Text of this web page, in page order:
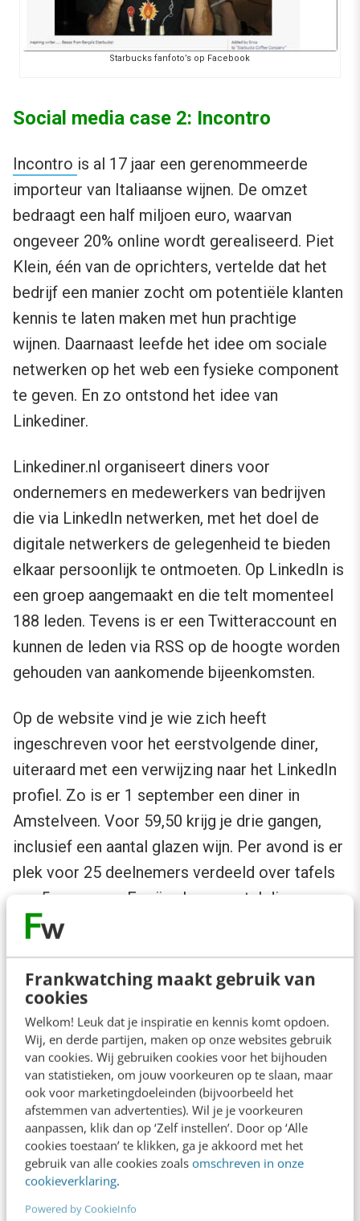
Frankwatching maakt gebruik van
cookies
Welkom! Leuk dat je inspiratie en kennis komt opdoen.
Wij, en derde partijen, maken op onze websites gebruik
van cookies. Wij gebruiken cookies voor het bijhouden
van statistieken, om jouw voorkeuren op te slaan, maar
ook voor marketingdoeleinden (bijvoorbeeld het
afstemmen van advertenties). Wil je je voorkeuren
aanpassen, klik dan op ‘Zelf instellen’. Door op ‘Alle
cookies toestaan’ te klikken, ga je akkoord met het
gebruik van alle cookies zoals omschreven in onze
cookieverklaring.
Powered by CookieInfo
Starbucks fanfoto’s op Facebook
Social media case 2: Incontro
Incontro is al 17 jaar een gerenommeerde
importeur van Italiaanse wijnen. De omzet
bedraagt een half miljoen euro, waarvan
ongeveer 20% online wordt gerealiseerd. Piet
Klein, één van de oprichters, vertelde dat het
bedrijf een manier zocht om potentiële klanten
kennis te laten maken met hun prachtige
wijnen. Daarnaast leefde het idee om sociale
netwerken op het web een fysieke component
te geven. En zo ontstond het idee van
Linkediner.
Linkediner.nl organiseert diners voor
ondernemers en medewerkers van bedrijven
die via LinkedIn netwerken, met het doel de
digitale netwerkers de gelegenheid te bieden
elkaar persoonlijk te ontmoeten. Op LinkedIn is
een groep aangemaakt en die telt momenteel
188 leden. Tevens is er een Twitteraccount en
kunnen de leden via RSS op de hoogte worden
gehouden van aankomende bijeenkomsten.
Op de website vind je wie zich heeft
ingeschreven voor het eerstvolgende diner,
uiteraard met een verwijzing naar het LinkedIn
profiel. Zo is er 1 september een diner in
Amstelveen. Voor 59,50 krijg je drie gangen,
inclusief een aantal glazen wijn. Per avond is er
plek voor 25 deelnemers verdeeld over tafels
van 5 personen. Er zijn al een aantal diners
georganiseerd en die bleken een succes. En
het verhogen van de omzet door een nieuwe
klantenkring aan te boren.